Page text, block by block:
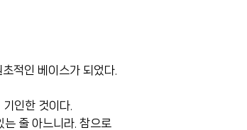
적인 베이스가 되었다.
인한 것이다.
줄 아느니라. 참으로